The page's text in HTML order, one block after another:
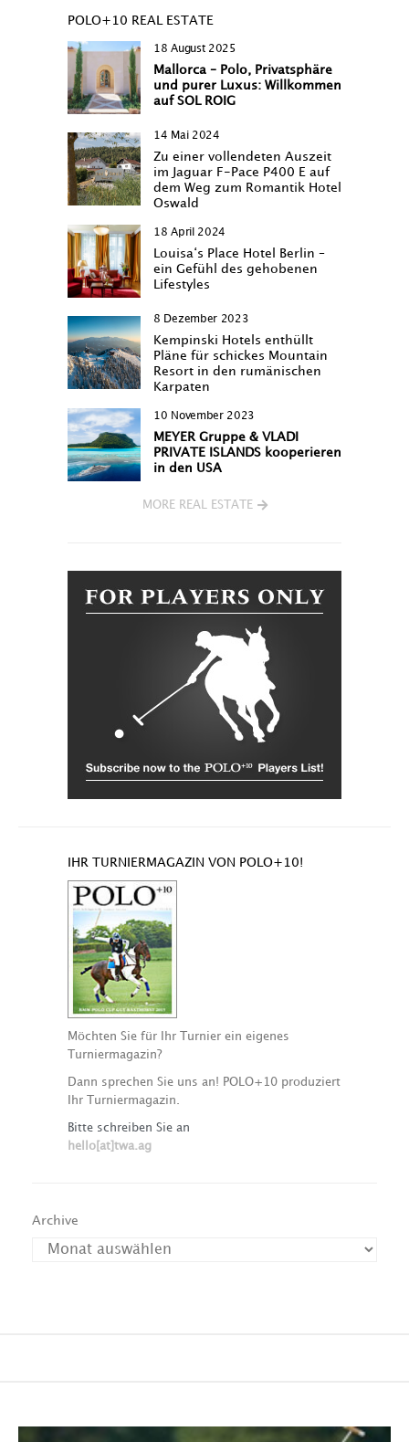
POLO+10 REAL ESTATE
18 August 2025
Mallorca – Polo, Privatsphäre
und purer Luxus: Willkommen
auf SOL ROIG
14 Mai 2024
Zu einer vollendeten Auszeit
im Jaguar F-Pace P400 E auf
dem Weg zum Romantik Hotel
Oswald
18 April 2024
Louisa‘s Place Hotel Berlin –
ein Gefühl des gehobenen
Lifestyles
8 Dezember 2023
Kempinski Hotels enthüllt
Pläne für schickes Mountain
Resort in den rumänischen
Karpaten
10 November 2023
MEYER Gruppe & VLADI
PRIVATE ISLANDS kooperieren
in den USA
MORE REAL ESTATE
IHR TURNIERMAGAZIN VON POLO+10!
Möchten Sie für Ihr Turnier ein eigenes
Turniermagazin?
Dann sprechen Sie uns an! POLO+10 produziert
Ihr Turniermagazin.
Bitte schreiben Sie an
hello[at]twa.ag
Archive